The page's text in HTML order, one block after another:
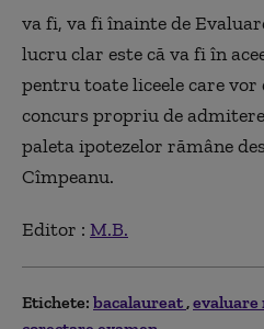
va fi, va fi înainte de
lucru clar este că va fi în
pentru toate liceele care vor
concurs propriu de
paleta ipotezelor rămâne
Cîmpeanu.
Editor : M.B.
Etichete: bacalaureat evaluare